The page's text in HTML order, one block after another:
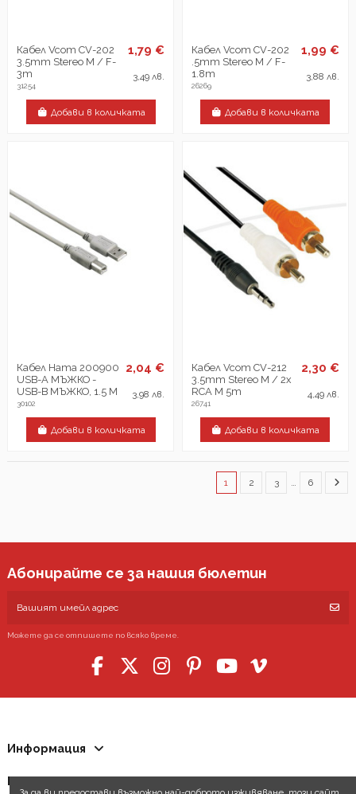
Кабел Vcom CV-202
3.5mm Stereo M / F-
3m
31254
1,79 €
3,49 лв.
Добави в количката
Кабел Vcom CV-202
.5mm Stereo M / F-
1.8m
26269
1,99 €
3,88 лв.
Добави в количката
Кабел Hama 200900
USB-A МЪЖКО -
USB-B МЪЖКО, 1.5 М
30102
2,04 €
3,98 лв.
Добави в количката
Кабел Vcom CV-212
3.5mm Stereo M / 2x
RCA M 5m
26741
2,30 €
4,49 лв.
Добави в количката
1 2 3 … 6
Абонирайте се за нашия бюлетин
Можете да се отпишете по всяко време.
Информация
Контакти